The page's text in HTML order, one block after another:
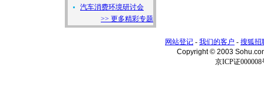
汽车消费环境研讨会
>> 更多精彩专题
网站登记 - 我们的客户 - 搜狐招
Copyright © 2003
京ICP证